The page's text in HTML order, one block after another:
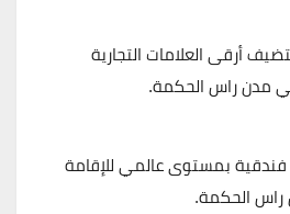
أرقى العلامات التجارية
مدن راس الحكمة.
بمستوى عالمي للإقامة
الحكمة.